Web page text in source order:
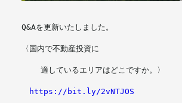
Q&Aを更新いたしました。
〈国内で不動産投資に
適しているエリアはどこですか。〉
https://bit.ly/2vNTJOS